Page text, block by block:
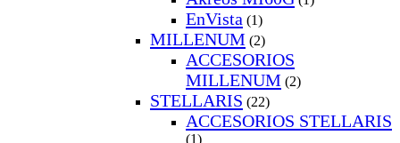
EnVista (1)
MILLENUM (2)
ACCESORIOS
MILLENUM (2)
STELLARIS (22)
ACCESORIOS STELLARIS
(1)